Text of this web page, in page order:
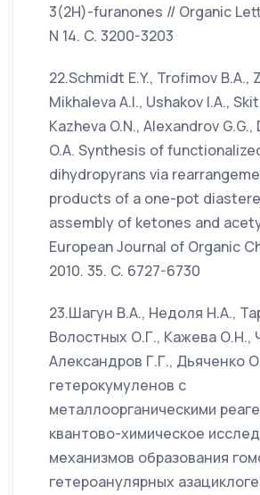
3(2H)-furanones // Organic
N 14. C. 3200-3203
22.Schmidt E.Y., Trofimov B.A.,
Mikhaleva A.I., Ushakov I.A.,
Kazheva O.N., Alexandrov
O.A. Synthesis of
dihydropyrans via
products of a one-pot
assembly of ketones and
European Journal of Organic
2010. 35. C. 6727-6730
23.Шагун В.А., Недоля Н.А.,
Волостных О.Г., Кажева О.Н.,
Александров Г.Г., Дьяченко
гетерокумуленов с
металлоорганическими
квантово-химическое
механизмов образования
гетероанулярных